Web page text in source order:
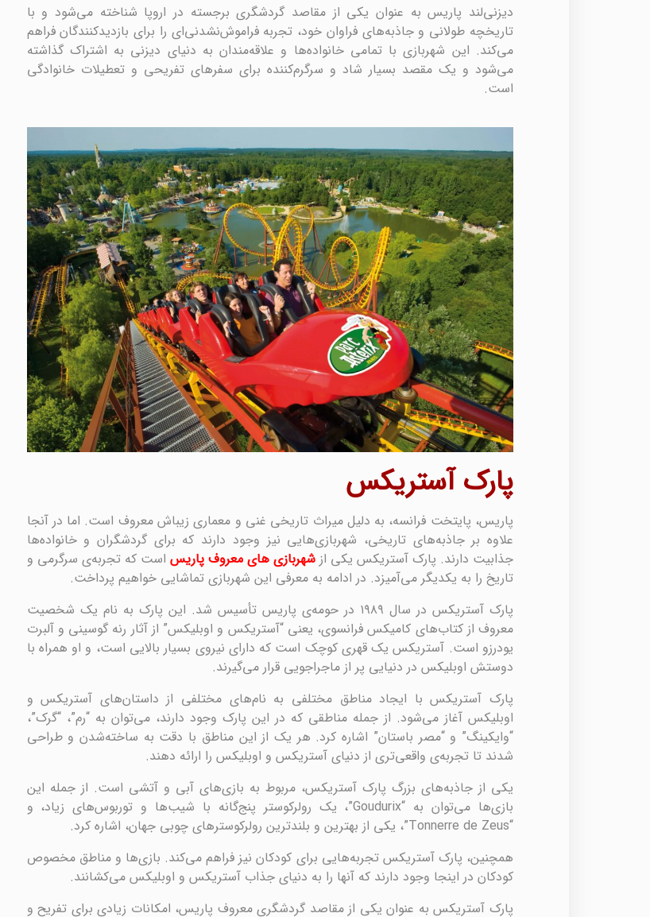
دیزنی‌لند پاریس به عنوان یکی از مقاصد گردشگری برجسته در اروپا شناخته می‌شود و با
تاریخچه طولانی و جاذبه‌های فراوان خود، تجربه فراموش‌نشدنی‌ای را برای بازدیدکنندگان فراهم
می‌کند. این شهربازی با تمامی خانواده‌ها و علاقه‌مندان به دنیای دیزنی به اشتراک گذاشته
می‌شود و یک مقصد بسیار شاد و سرگرم‌کننده برای سفرهای تفریحی و تعطیلات خانوادگی
است.
پارک آستریکس
پاریس، پایتخت فرانسه، به دلیل میراث تاریخی غنی و معماری زیباش معروف است. اما در آنجا
علاوه بر جاذبه‌های تاریخی، شهربازی‌هایی نیز وجود دارند که برای گردشگران و خانواده‌ها
جذابیت دارند. پارک آستریکس یکی ازشهربازی های معروف پاریس است که تجربه‌ی سرگرمی و
تاریخ را به یکدیگر می‌آمیزد. در ادامه به معرفی این شهربازی تماشایی خواهیم پرداخت.
پارک آستریکس در سال ۱۹۸۹ در حومه‌ی پاریس تأسیس شد. این پارک به نام یک شخصیت
معروف از کتاب‌های کامیکس فرانسوی، یعنی “آستریکس و اوبلیکس” از آثار رنه گوسینی و آلبرت
یودرزو است. آستریکس یک قهری کوچک است که دارای نیروی بسیار بالایی است، و او همراه با
دوستش اوبلیکس در دنیایی پر از ماجراجویی قرار می‌گیرند.
پارک آستریکس با ایجاد مناطق مختلفی به نام‌های مختلفی از داستان‌های آستریکس و
اوبلیکس آغاز می‌شود. از جمله مناطقی که در این پارک وجود دارند، می‌توان به “رم”، “گرک”،
“وایکینگ” و “مصر باستان” اشاره کرد. هر یک از این مناطق با دقت به ساخته‌شدن و طراحی
شدند تا تجربه‌ی واقعی‌تری از دنیای آستریکس و اوبلیکس را ارائه دهند.
یکی از جاذبه‌های بزرگ پارک آستریکس، مربوط به بازی‌های آبی و آتشی است. از جمله این
بازی‌ها می‌توان به “Goudurix”، یک رولرکوستر پنج‌گانه با شیب‌ها و توربوس‌های زیاد، و
“Tonnerre de Zeus”، یکی از بهترین و بلندترین رولرکوسترهای چوبی جهان، اشاره کرد.
همچنین، پارک آستریکس تجربه‌هایی برای کودکان نیز فراهم می‌کند. بازی‌ها و مناطق مخصوص
کودکان در اینجا وجود دارند که آنها را به دنیای جذاب آستریکس و اوبلیکس می‌کشانند.
پارک آستریکس به عنوان یکی از مقاصد گردشگری معروف پاریس، امکانات زیادی برای تفریح و